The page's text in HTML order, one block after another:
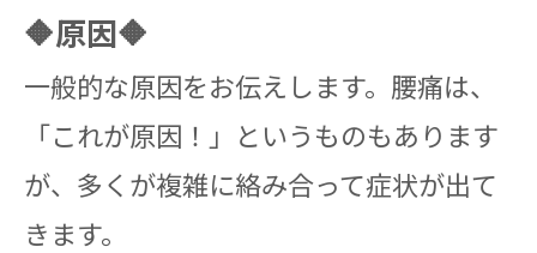
🔶原因🔶
一般的な原因をお伝えします。腰痛は、
「これが原因！」というものもあります
が、多くが複雑に絡み合って症状が出て
きます。